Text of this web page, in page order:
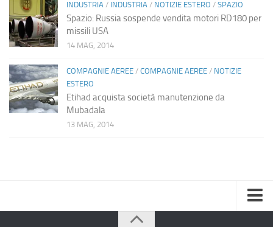
INDUSTRIA / INDUSTRIA / NOTIZIE ESTERO / SPAZIO
Spazio: Russia sospende vendita motori RD180 per
missili USA
14 MAG, 2014
COMPAGNIE AEREE / COMPAGNIE AEREE / NOTIZIE
ESTERO
Etihad acquista società manutenzione da
Mubadala
13 MAG, 2014